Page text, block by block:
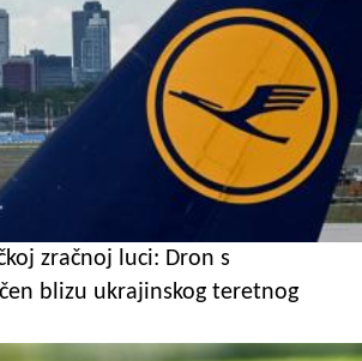
zračnoj luci: Dron s
blizu ukrajinskog teretnog